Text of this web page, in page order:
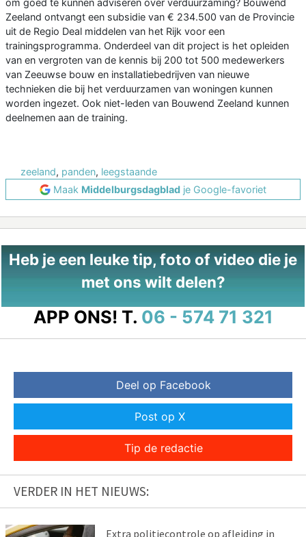
om goed te kunnen adviseren over verduurzaming? Bouwend
Zeeland ontvangt een subsidie van € 234.500 van de Provincie
uit de Regio Deal middelen van het Rijk voor een
trainingsprogramma. Onderdeel van dit project is het opleiden
van en vergroten van de kennis bij 200 tot 500 medewerkers
van Zeeuwse bouw en installatiebedrijven van nieuwe
technieken die bij het verduurzamen van woningen kunnen
worden ingezet. Ook niet-leden van Bouwend Zeeland kunnen
deelnemen aan de training.
zeeland, panden, leegstaande
Maak Middelburgsdagblad je Google-favoriet
Heb je een leuke tip, foto of video die je
met ons wilt delen?
APP ONS! T. 06 - 574 71 321
Deel op Facebook
Post op X
Tip de redactie
VERDER IN HET NIEUWS:
Extra politiecontrole op afleiding in